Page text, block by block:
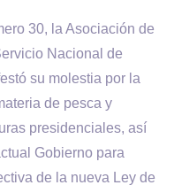
30, la Asociación de
Nacional de
su molestia por la
de pesca y
presidenciales, así
Gobierno para
de la nueva Ley de